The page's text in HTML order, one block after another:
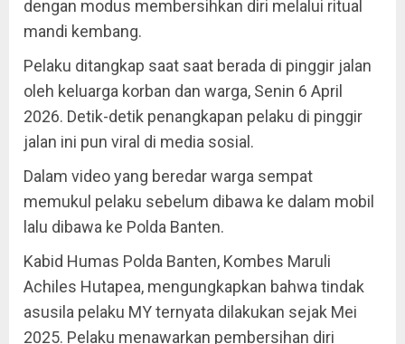
dengan modus membersihkan diri melalui ritual
mandi kembang.
Pelaku ditangkap saat saat berada di pinggir jalan
oleh keluarga korban dan warga, Senin 6 April
2026. Detik-detik penangkapan pelaku di pinggir
jalan ini pun viral di media sosial.
Dalam video yang beredar warga sempat
memukul pelaku sebelum dibawa ke dalam mobil
lalu dibawa ke Polda Banten.
Kabid Humas Polda Banten, Kombes Maruli
Achiles Hutapea, mengungkapkan bahwa tindak
asusila pelaku MY ternyata dilakukan sejak Mei
2025. Pelaku menawarkan pembersihan diri